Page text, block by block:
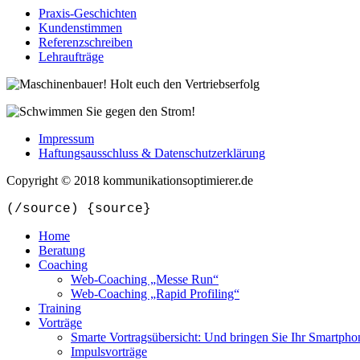
Praxis-Geschichten
Kundenstimmen
Referenzschreiben
Lehraufträge
Impressum
Haftungsausschluss & Datenschutzerklärung
Copyright © 2018 kommunikationsoptimierer.de
(/source) {source}
Home
Beratung
Coaching
Web-Coaching „Messe Run“
Web-Coaching „Rapid Profiling“
Training
Vorträge
Smarte Vortragsübersicht: Und bringen Sie Ihr
Impulsvorträge